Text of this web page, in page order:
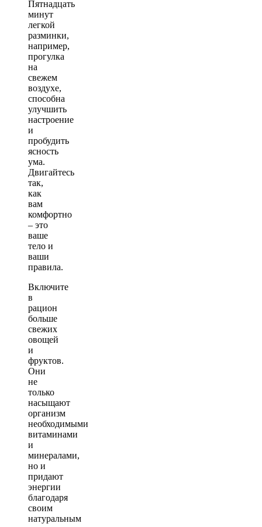
Пятнадцать
минут
легкой
разминки,
например,
прогулка
на
свежем
воздухе,
способна
улучшить
настроение
и
пробудить
ясность
ума.
Двигайтесь
так,
как
вам
комфортно
– это
ваше
тело и
ваши
правила.
Включите
в
рацион
больше
свежих
овощей
и
фруктов.
Они
не
только
насыщают
организм
необходимыми
витаминами
и
минералами,
но и
придают
энергии
благодаря
своим
натуральным